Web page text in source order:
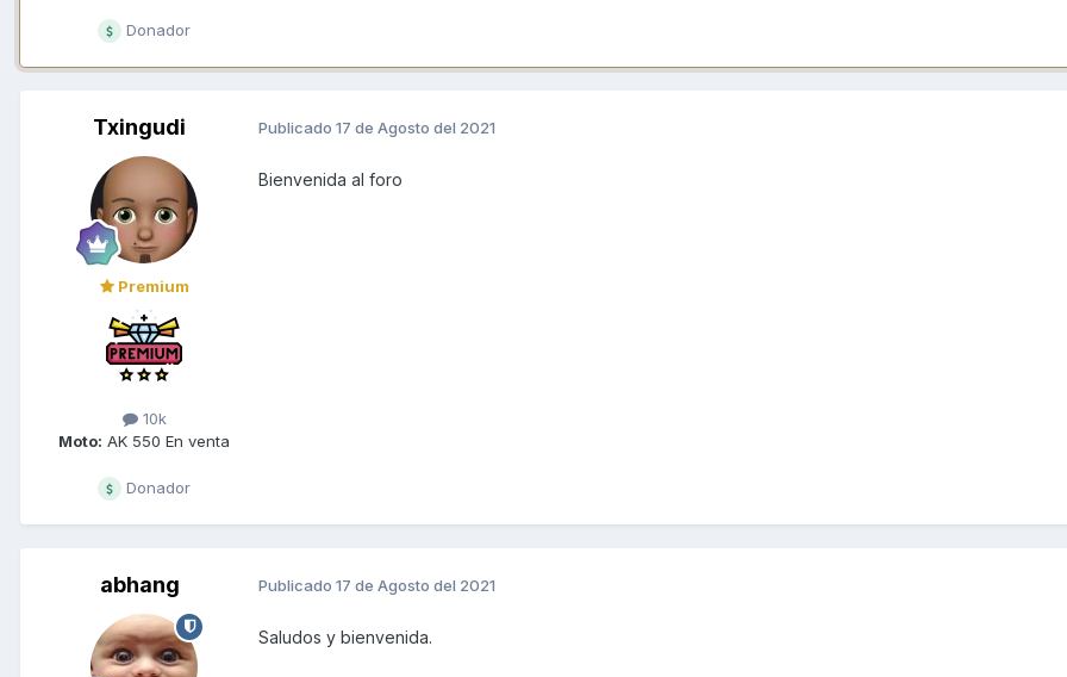
Donador
Txingudi
Premium
10k
Moto: AK 550 En venta
Donador
Publicado 17 de Agosto del 2021
Bienvenida al foro
abhang Publicado 17 de Agosto del 2021
Saludos y bienvenida.